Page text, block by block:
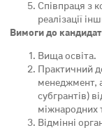
Співпраця з
реалізації
Вимоги до
Вища освіта.
Практичний
менеджмент,
субгрантів)
міжнародних
Відмінні